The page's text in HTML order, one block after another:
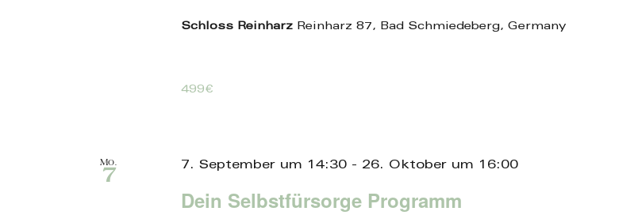
Schloss Reinharz Reinharz 87, Bad Schmiedeberg, Germany
499€
Mo.
7
Dein Selbstfürsorge Programm
7. September um 14:30- 26. Oktober um 16:00